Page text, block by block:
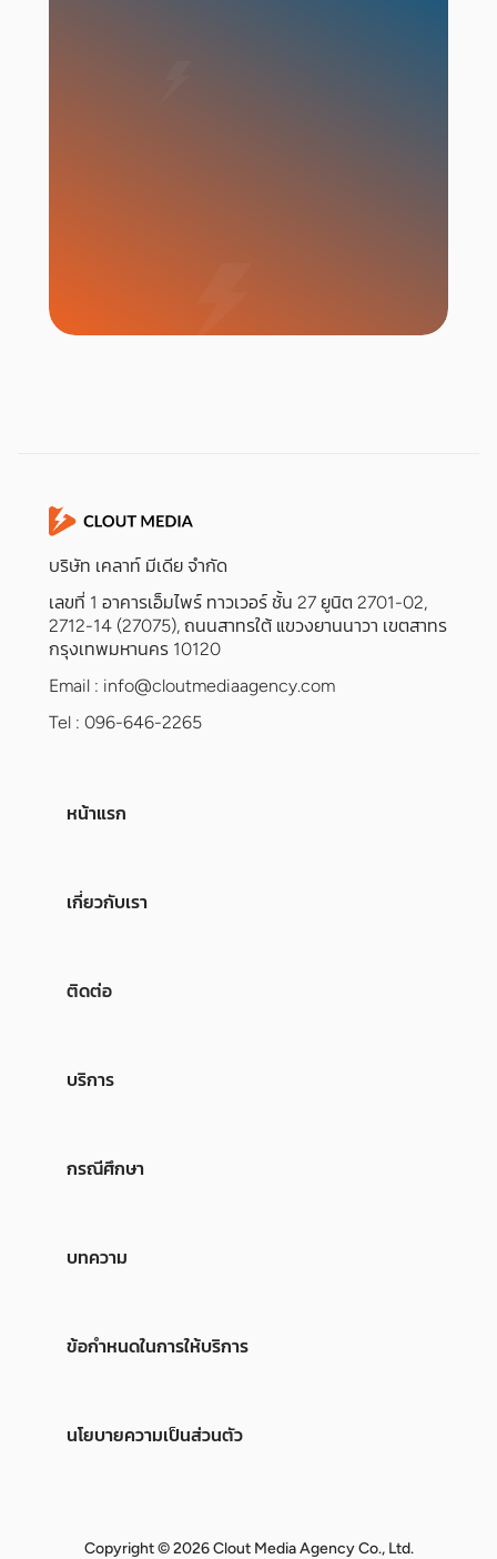
บริษัท เคลาท์ มีเดีย จำกัด
เลขที่ 1 อาคารเอ็มไพร์ ทาวเวอร์ ชั้น 27 ยูนิต 2701-02,
2712-14 (27075), ถนนสาทรใต้ แขวงยานนาวา เขตสาทร
กรุงเทพมหานคร 10120
Email : info@cloutmediaagency.com
Tel : 096-646-2265
หน้าแรก
เกี่ยวกับเรา
ติดต่อ
บริการ
กรณีศึกษา
บทความ
ข้อกำหนดในการให้บริการ
นโยบายความเป็นส่วนตัว
Copyright © 2026 Clout Media Agency Co., Ltd.